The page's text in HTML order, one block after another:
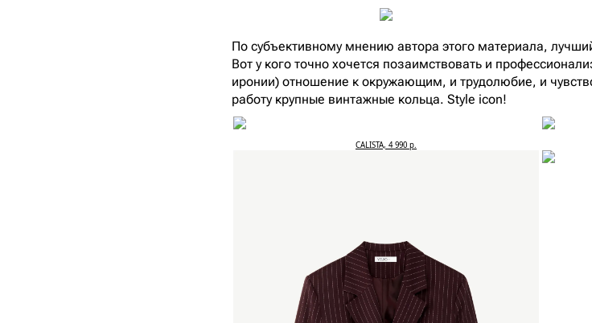
По субъективному мнению автора этого материала,
Вот у кого точно хочется позаимствовать и
иронии) отношение к окружающим, и трудолюбие, и
работу крупные винтажные кольца. Style icon!
CALISTA, 4 990 р.